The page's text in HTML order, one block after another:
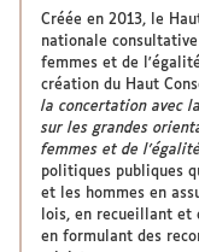
Créée en 2013, le
nationale
femmes et de
création du Haut
la concertation avec
sur les grandes
femmes et de
politiques publiques
et les hommes en
lois, en recueillant et
en formulant des